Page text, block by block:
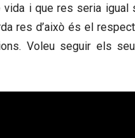
vida i que res seria igual
res d’això és el
Voleu seguir els